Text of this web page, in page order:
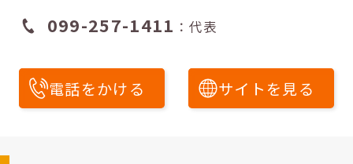
099-257-1411 ：代表
電話をかける サイトを見る